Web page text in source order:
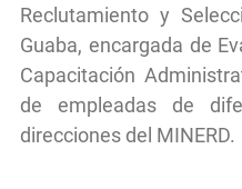
Reclutamiento y
Guaba, encargada de
Capacitación
de empleadas de
direcciones del MINERD.